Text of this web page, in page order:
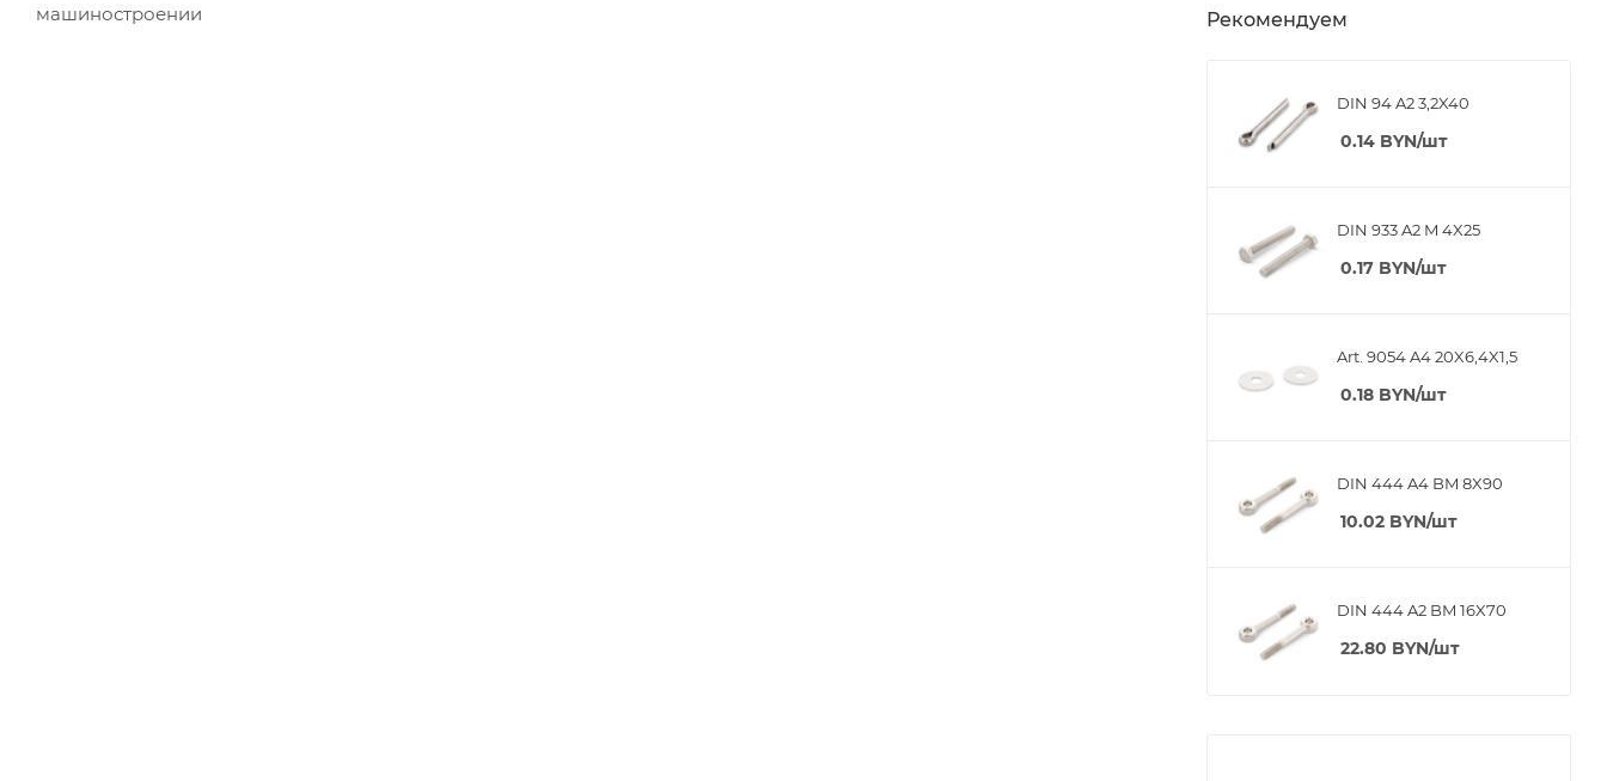
машиностроении
Рекомендуем
DIN 94 A2 3,2X40
0.14 BYN/шт
DIN 933 A2 M 4X25
0.17 BYN/шт
Art. 9054 A4 20X6,4X1,5
0.18 BYN/шт
DIN 444 A4 BM 8X90
10.02 BYN/шт
DIN 444 A2 BM 16X70
22.80 BYN/шт